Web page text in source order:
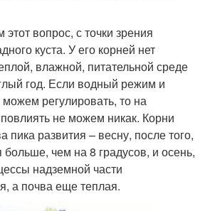
вопрос, с точки зрения
куста. У его корней нет
влажной, питательной среде
год. Если водный режим и
регулировать, то на
не можем никак. Корни
пика развития – весну, после того,
больше, чем на 8 градусов, и осень,
надземной части
а почва еще теплая.